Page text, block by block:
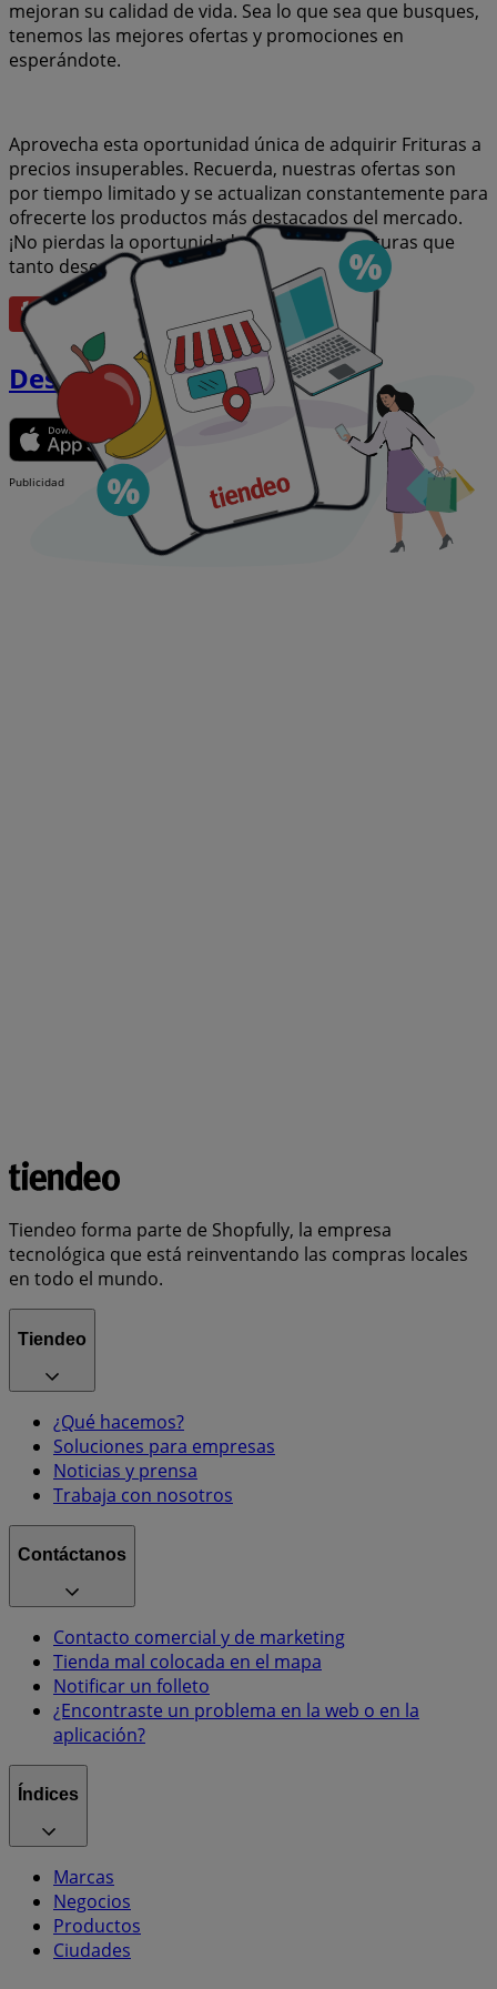
mejoran su calidad de vida. Sea lo que sea que busques,
tenemos las mejores ofertas y promociones en
esperándote.
Aprovecha esta oportunidad única de adquirir Frituras a
precios insuperables. Recuerda, nuestras ofertas son
por tiempo limitado y se actualizan constantemente para
ofrecerte los productos más destacados del mercado.
¡No pierdas la oportunidad de conseguir Frituras que
tanto deseas al mejor precio!
Descargar la APP
Publicidad
Tiendeo forma parte de Shopfully, la empresa
tecnológica que está reinventando las compras locales
en todo el mundo.
Tiendeo
¿Qué hacemos?
Soluciones para empresas
Noticias y prensa
Trabaja con nosotros
Contáctanos
Contacto comercial y de marketing
Tienda mal colocada en el mapa
Notificar un folleto
¿Encontraste un problema en la web o en la
aplicación?
Índices
Marcas
Negocios
Productos
Ciudades